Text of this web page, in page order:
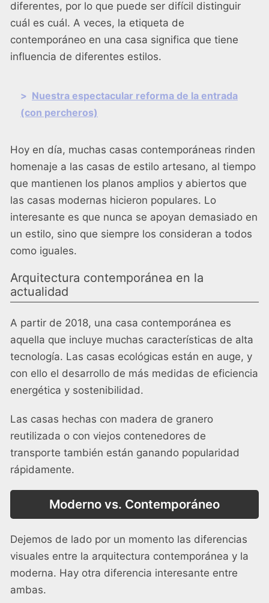
diferentes, por lo que puede ser difícil distinguir
cuál es cuál. A veces, la etiqueta de
contemporáneo en una casa significa que tiene
influencia de diferentes estilos.
> Nuestra espectacular reforma de la entrada
(con percheros)
Hoy en día, muchas casas contemporáneas rinden
homenaje a las casas de estilo artesano, al tiempo
que mantienen los planos amplios y abiertos que
las casas modernas hicieron populares. Lo
interesante es que nunca se apoyan demasiado en
un estilo, sino que siempre los consideran a todos
como iguales.
Arquitectura contemporánea en la
actualidad
A partir de 2018, una casa contemporánea es
aquella que incluye muchas características de alta
tecnología. Las casas ecológicas están en auge, y
con ello el desarrollo de más medidas de eficiencia
energética y sostenibilidad.
Las casas hechas con madera de granero
reutilizada o con viejos contenedores de
transporte también están ganando popularidad
rápidamente.
Moderno vs. Contemporáneo
Dejemos de lado por un momento las diferencias
visuales entre la arquitectura contemporánea y la
moderna. Hay otra diferencia interesante entre
ambas.